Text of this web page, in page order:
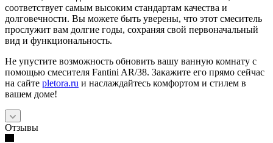
соответствует самым высоким стандартам качества и
долговечности. Вы можете быть уверены, что этот смеситель
прослужит вам долгие годы, сохраняя свой первоначальный
вид и функциональность.
Не упустите возможность обновить вашу ванную комнату с
помощью смесителя Fantini AR/38. Закажите его прямо сейчас
на сайте pletora.ru и наслаждайтесь комфортом и стилем в
вашем доме!
Отзывы